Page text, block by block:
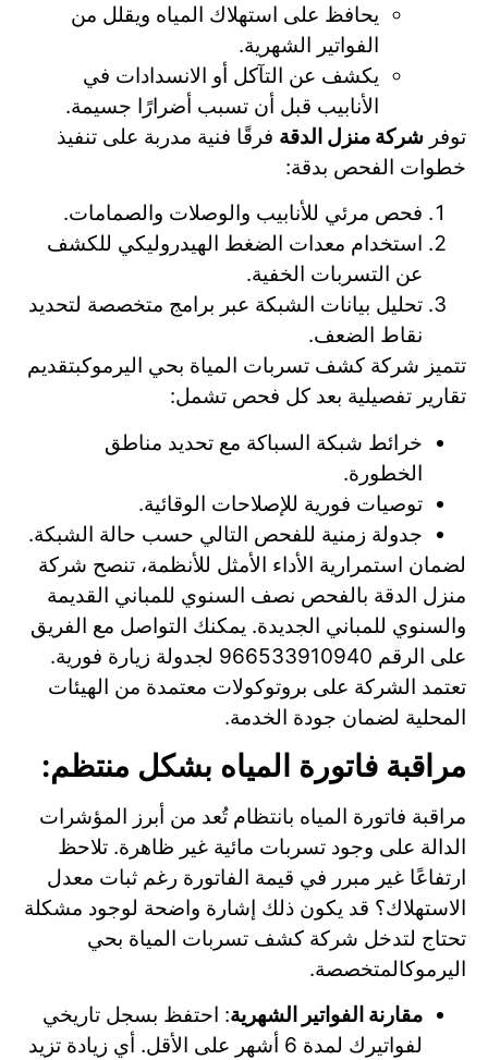
يحافظ على استهلاك المياه ويقلل من
الفواتير الشهرية.
يكشف عن التآكل أو الانسدادات في
الأنابيب قبل أن تسبب أضرارًا جسيمة.
توفر شركة منزل الدقة فرقًا فنية مدربة على تنفيذ
خطوات الفحص بدقة:
فحص مرئي للأنابيب والوصلات والصمامات.
استخدام معدات الضغط الهيدروليكي للكشف
عن التسربات الخفية.
تحليل بيانات الشبكة عبر برامج متخصصة لتحديد
نقاط الضعف.
تتميز شركة كشف تسربات المياة بحي اليرموكبتقديم
تقارير تفصيلية بعد كل فحص تشمل:
خرائط شبكة السباكة مع تحديد مناطق
الخطورة.
توصيات فورية للإصلاحات الوقائية.
جدولة زمنية للفحص التالي حسب حالة الشبكة.
لضمان استمرارية الأداء الأمثل للأنظمة، تنصح شركة
منزل الدقة بالفحص نصف السنوي للمباني القديمة
والسنوي للمباني الجديدة. يمكنك التواصل مع الفريق
على الرقم 966533910940 لجدولة زيارة فورية.
تعتمد الشركة على بروتوكولات معتمدة من الهيئات
المحلية لضمان جودة الخدمة.
مراقبة فاتورة المياه بشكل منتظم:
مراقبة فاتورة المياه بانتظام تُعد من أبرز المؤشرات
الدالة على وجود تسربات مائية غير ظاهرة. تلاحظ
ارتفاعًا غير مبرر في قيمة الفاتورة رغم ثبات معدل
الاستهلاك؟ قد يكون ذلك إشارة واضحة لوجود مشكلة
تحتاج لتدخل شركة كشف تسربات المياة بحي
اليرموكالمتخصصة.
مقارنة الفواتير الشهرية: احتفظ بسجل تاريخي
لفواتيرك لمدة 6 أشهر على الأقل. أي زيادة تزيد